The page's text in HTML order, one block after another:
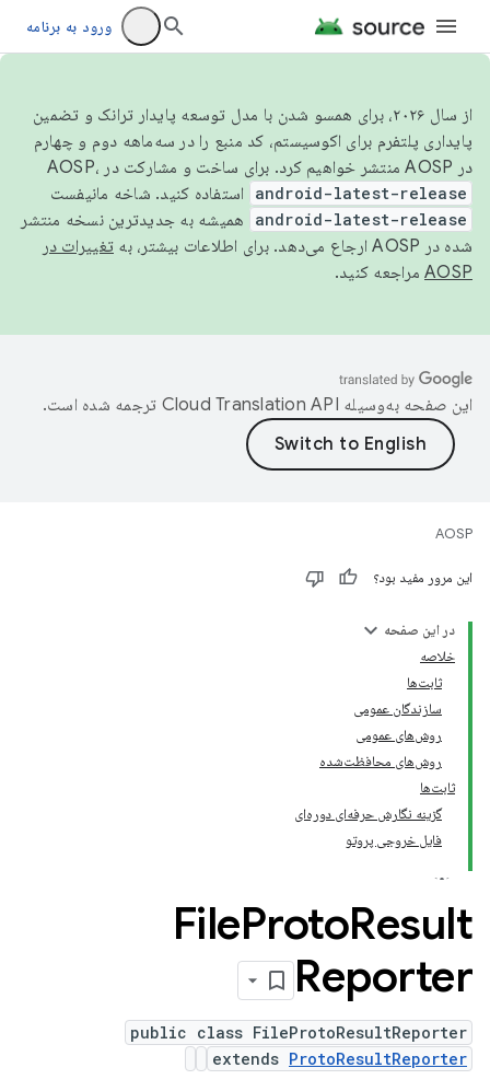
ورود به برنامه
از سال ۲۰۲۶، برای همسو شدن با مدل توسعه پایدار ترانک و تضمین
پایداری پلتفرم برای اکوسیستم، کد منبع را در سه‌ماهه دوم و چهارم
در AOSP منتشر خواهیم کرد. برای ساخت و مشارکت در AOSP،
android-latest-release استفاده کنید. شاخه مانیفست
android-latest-release
همیشه به جدیدترین نسخه منتشر
شده در AOSP ارجاع می‌دهد. برای اطلاعات بیشتر، به
تغییرات در
AOSP مراجعه کنید.
این صفحه به‌وسیله ترجمه شده است.
AOSP
این مرور مفید بود؟
در این صفحه
خلاصه
ثابت‌ها
سازندگان عمومی
روش‌های عمومی
روش‌های محافظت‌شده
ثابت‌ها
گزینه نگارش حرفه‌ای دوره‌ای
فایل خروجی پروتو
FileProtoResult
Reporter
public class FileProtoResultReporter
extends ProtoResultReporter